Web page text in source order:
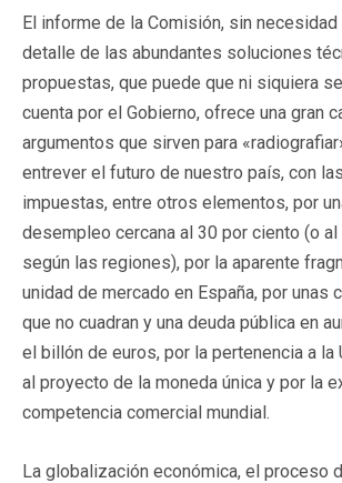
El informe de la Comisión, sin
detalle de las abundantes soluciones
propuestas, que puede que ni siquiera
cuenta por el Gobierno, ofrece una gran
argumentos que sirven para
entrever el futuro de nuestro país, con
impuestas, entre otros elementos, por
desempleo cercana al 30 por ciento (o
según las regiones), por la aparente
unidad de mercado en España, por unas
que no cuadran y una deuda pública en
el billón de euros, por la pertenencia a la
al proyecto de la moneda única y por la
competencia comercial mundial.
La globalización económica, el proceso